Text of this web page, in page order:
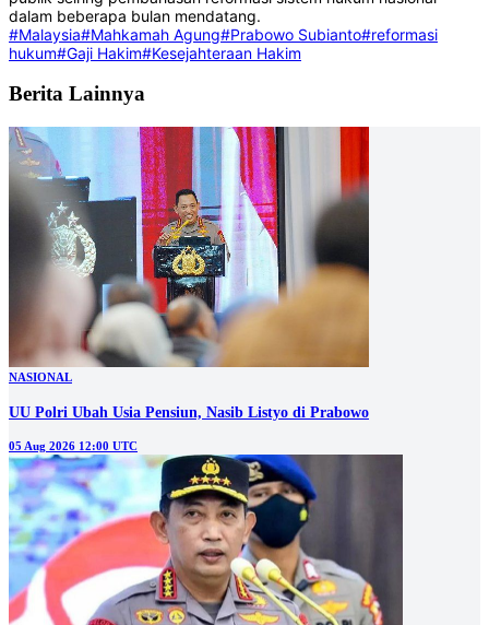
dalam beberapa bulan mendatang.
#Malaysia#Mahkamah Agung#Prabowo Subianto#reformasi
hukum#Gaji Hakim#Kesejahteraan Hakim
Berita Lainnya
NASIONAL
UU Polri Ubah Usia Pensiun, Nasib Listyo di Prabowo
05 Aug 2026 12:00 UTC